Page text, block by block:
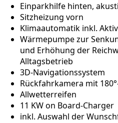
Einparkhilfe hinten,
Sitzheizung vorn
Klimaautomatik inkl.
Wärmepumpe zur
und Erhöhung der
Alltagsbetrieb
3D-Navigationssystem
Rückfahrkamera mit
Allwetterreifen
11 KW on Board-Charger
inkl. Auswahl der